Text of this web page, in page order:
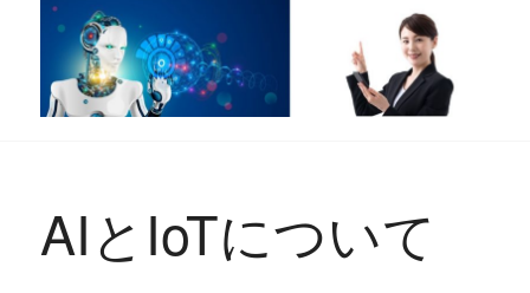
AIとIoTについて